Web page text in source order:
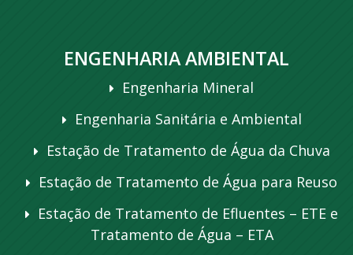
ENGENHARIA AMBIENTAL
Engenharia Mineral
Engenharia Sanitária e Ambiental
Estação de Tratamento de Água da Chuva
Estação de Tratamento de Água para Reuso
Estação de Tratamento de Efluentes – ETE e
Tratamento de Água – ETA